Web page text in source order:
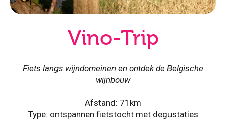
Vino-Trip
Fiets langs wijndomeinen en ontdek de Belgische
wijnbouw
Afstand: 71km
Type: ontspannen fietstocht met degustaties